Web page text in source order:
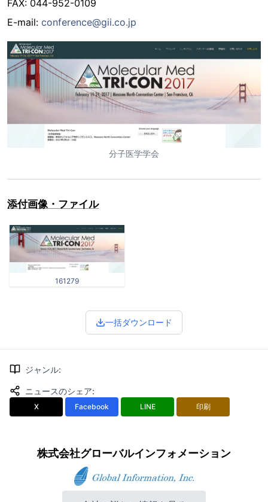
FAX: 044-952-0109
E-mail: conference@gii.co.jp
分子医学学会
添付画像・ファイル
161279
一括ダウンロード
ジャンル:
ニュースのシェア:
X Facebook LINE 印刷
株式会社グローバルインフォメーション